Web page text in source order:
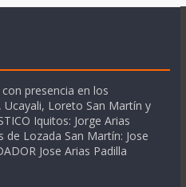
presencia en los
Loreto San Martín y
Iquitos: Jorge Arias
de Lozada San Martín: Jose
Jose Arias Padilla